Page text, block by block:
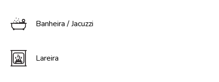
Banheira / Jacuzzi
Lareira